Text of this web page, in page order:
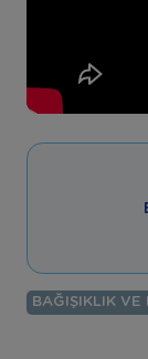
BAĞIŞIKLIK VE